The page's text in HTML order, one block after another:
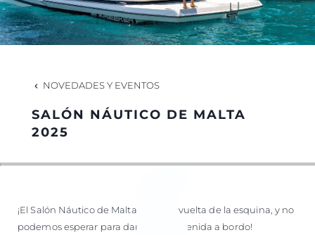
¿QUIÉNES SOMOS?
EL EQUIPO
NOVEDADES Y EVENTOS
SALÓN NÁUTICO DE MALTA
2025
¡El Salón Náutico de Malta está a la vuelta de la esquina, y no
podemos esperar para darte la bienvenida a bordo!